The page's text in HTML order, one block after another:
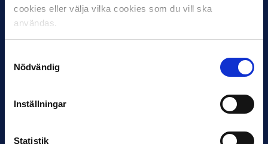
cookies eller välja vilka cookies som du vill ska
användas.
Nödvändig
Inställningar
Statistik
Favorit i repris för Sirius i maj